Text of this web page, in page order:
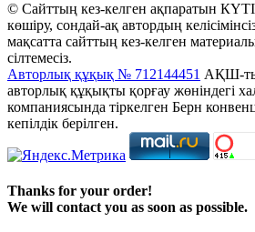
© Сайттың кез-келген ақпаратын
көшіру, сондай-ақ автордың
мақсатта сайттың кез-келген
сілтемесіз.
Авторлық құқық № 712144451 АҚШ-
авторлық құқықты қорғау жөніндегі
компаниясында тіркелген Берн
кепілдік берілген.
Thanks for your order!
We will contact you as soon as possible.